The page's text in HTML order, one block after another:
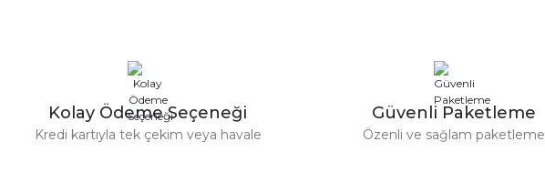
Kolay Ödeme Seçeneği
Kredi kartıyla tek çekim veya havale
Güvenli Paketleme
Özenli ve sağlam paketleme